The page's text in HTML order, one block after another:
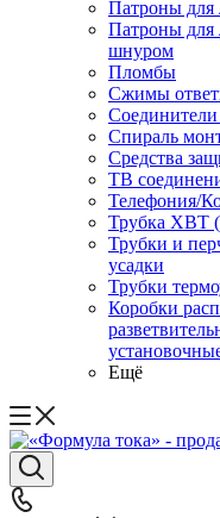
Патроны для
Патроны для
шнуром
Пломбы
Сжимы
Спираль
Средства
ТВ
Телефония/
Трубка ХВТ
Трубки и
усадки
Трубки
Коробки
Ещё